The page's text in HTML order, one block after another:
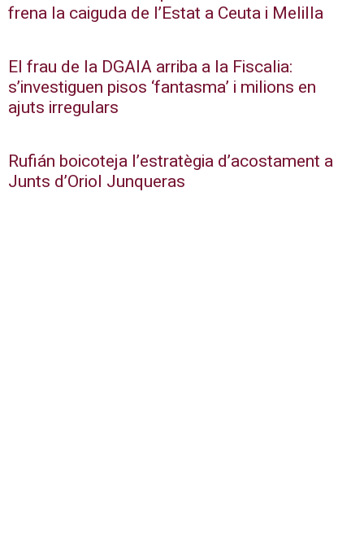
frena la caiguda de l’Estat a Ceuta i Melilla
El frau de la DGAIA arriba a la Fiscalia:
s’investiguen pisos ‘fantasma’ i milions en
ajuts irregulars
Rufián boicoteja l’estratègia d’acostament a
Junts d’Oriol Junqueras